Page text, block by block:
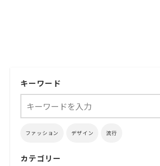
キーワード
ファッション デザイン 流行
カテゴリー